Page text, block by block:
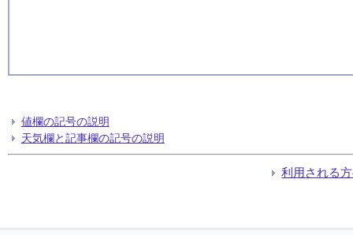
値欄の記号の説明
天気欄と記事欄の記号の説明
利用される